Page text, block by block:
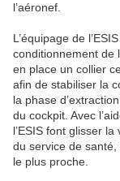
l’aéronef.
L’équipage de
conditionnement de
en place un collier
afin de stabiliser la
la phase
du cockpit. Avec
l’ESIS font glisser
du service de santé,
le plus proche.